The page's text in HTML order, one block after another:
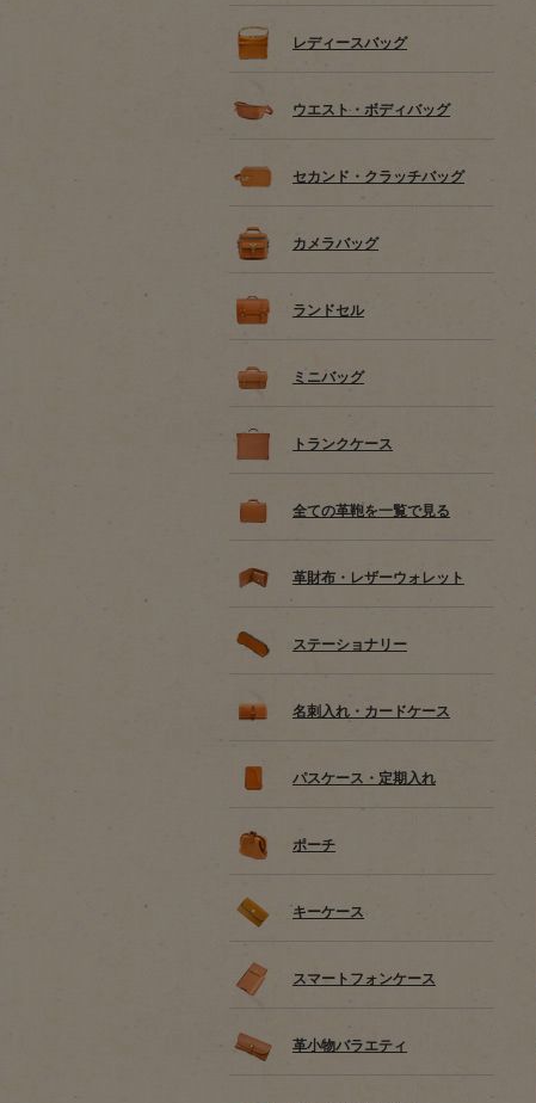
レディースバッグ
ウエスト・ボディバッグ
セカンド・クラッチバッグ
カメラバッグ
ランドセル
ミニバッグ
トランクケース
全ての革鞄を一覧で見る
革財布・レザーウォレット
ステーショナリー
名刺入れ・カードケース
パスケース・定期入れ
ポーチ
キーケース
スマートフォンケース
革小物バラエティ